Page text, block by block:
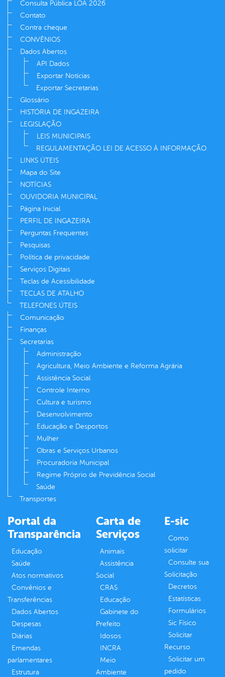
Consulta Pública LOA 2026
Contato
Contra cheque
CONVÊNIOS
Dados Abertos
API Dados
Exportar Notícias
Exportar Secretarias
Glossário
HISTÓRIA DE INGAZEIRA
LEGISLAÇÃO
LEIS MUNICIPAIS
REGULAMENTAÇÃO LEI DE ACESSO À INFORMAÇÃO
LINKS ÚTEIS
Mapa do Site
NOTÍCIAS
OUVIDORIA MUNICIPAL
Página Inicial
PERFIL DE INGAZEIRA
Perguntas Frequentes
Pesquisas
Política de privacidade
Serviços Digitais
Teclas de Acessibilidade
TECLAS DE ATALHO
TELEFONES ÚTEIS
Comunicação
Finanças
Secretarias
Administração
Agricultura, Meio Ambiente e Reforma Agrária
Assistência Social
Controle Interno
Cultura e turismo
Desenvolvimento
Educação e Desportos
Mulher
Obras e Serviços Urbanos
Procuradoria Municipal
Regime Próprio de Previdência Social
Saúde
Transportes
Portal da
Transparência
Educação
Saúde
Atos normativos
Convênios e
Transferências
Dados Abertos
Despesas
Diárias
Emendas
parlamentares
Estrutura
Carta de
Serviços
Animais
Assistência
Social
CRAS
Educação
Gabinete do
Prefeito
Idosos
INCRA
Meio
Ambiente
E-sic
Como
solicitar
Consulte sua
Solicitação
Decretos
Estatísticas
Formulários
Sic Físico
Solicitar
Recurso
Solicitar um
pedido